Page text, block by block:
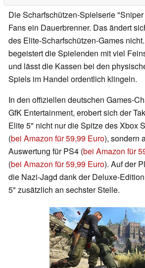
Die Scharfschützen-Spielserie
Fans ein Dauerbrenner. Das ändert
des Elite-Scharfschützen-Games
begeistert die Spielenden mit viel
und lässt die Kassen bei den
Spiels im Handel ordentlich klingeln.
In den offiziellen deutschen Games-
GfK Entertainment, erobert sich der
Elite 5" nicht nur die Spitze des Xbox
(bei Amazon für 59,99 Euro), sondern
Auswertung für PS4 (bei Amazon für
(bei Amazon für 59,99 Euro). Auf der
die Nazi-Jagd dank der Deluxe-
5" zusätzlich an sechster Stelle.